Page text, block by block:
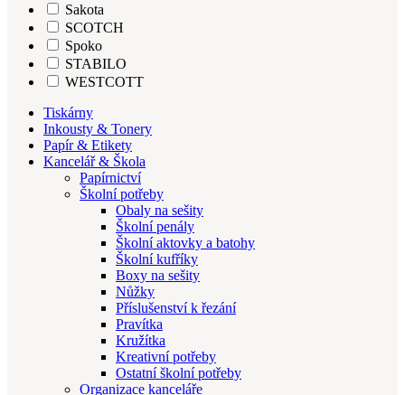
Sakota
SCOTCH
Spoko
STABILO
WESTCOTT
Tiskárny
Inkousty & Tonery
Papír & Etikety
Kancelář & Škola
Papírnictví
Školní potřeby
Obaly na sešity
Školní penály
Školní aktovky a batohy
Školní kufříky
Boxy na sešity
Nůžky
Příslušenství k řezání
Pravítka
Kružítka
Kreativní potřeby
Ostatní školní potřeby
Organizace kanceláře